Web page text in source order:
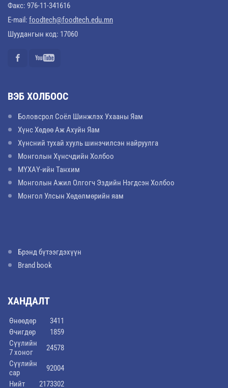
Факс: 976-11-341616
E-mail: foodtech@foodtech.edu.mn
Шуудангын код: 17060
ВЭБ ХОЛБООС
Боловсрол Соёл Шинжлэх Ухааны Яам
Хүнс Хөдөө Аж Ахуйн Яам
Хүнсний тухай хууль шинэчилсэн найруулга
Монголын Хүнсчдийн Холбоо
МҮХАҮ-ийн Танхим
Монголын Ажил Олгогч Эздийн Нэгдсэн Холбоо
Монгол Улсын Хөдөлмөрийн яам
Брэнд бүтээгдэхүүн
Brand book
ХАНДАЛТ
Өнөөдөр
3411
Өчигдөр
1859
Сүүлийн
7 хоног
24578
Сүүлийн
сар
92004
Нийт
2173302